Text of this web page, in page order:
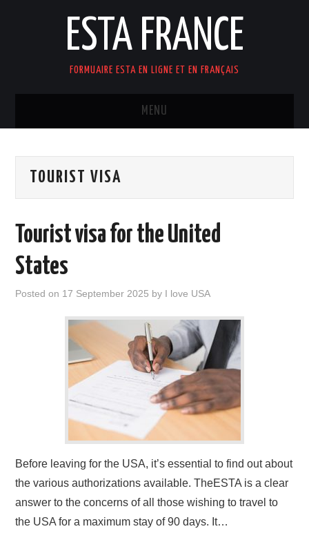
ESTA FRANCE
FORMUAIRE ESTA EN LIGNE ET EN FRANÇAIS
MENU
TOURIST VISA
Tourist visa for the United
States
Posted on 17 September 2025 by I love USA
Before leaving for the USA, it’s essential to find out about
the various authorizations available. TheESTA is a clear
answer to the concerns of all those wishing to travel to
the USA for a maximum stay of 90 days. It…